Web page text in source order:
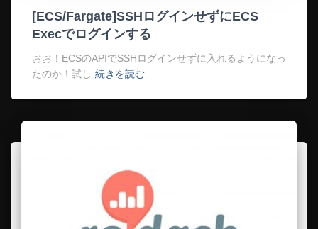
[ECS/Fargate]SSHログインせずにECS
Execでログインする
おお！ECSのAPIでSSHログインせずに入れるようになっ
たのか！試し 続きを読む